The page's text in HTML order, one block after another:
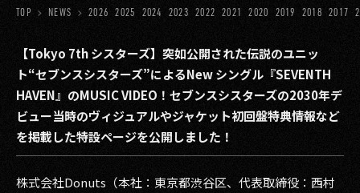
ジョブカン
ゲーム
ミクチャ
医療(CLIUS)
出版メディア
美少女図鑑
ABOUT
SERVICES
GROUP
RECRUIT
CONTACT
TOP NEWS 2026 2025 2024 2023 2022 2021 2020 2019 2018 2017
【Tokyo 7th シスターズ】突如公開された伝説のユニッ
ト“セブンスシスターズ”によるNew シングル『SEVENTH
HAVEN』のMUSIC VIDEO！セブンスシスターズの2030年デ
ビュー当時のヴィジュアルやジャケット初回盤特典情報など
を掲載した特設ページを公開しました！
株式会社Donuts（本社：東京都渋谷区、代表取締役：西村